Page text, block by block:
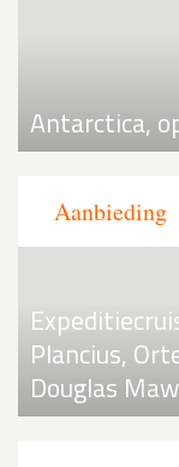
Antarctica,
Plancius,
Douglas